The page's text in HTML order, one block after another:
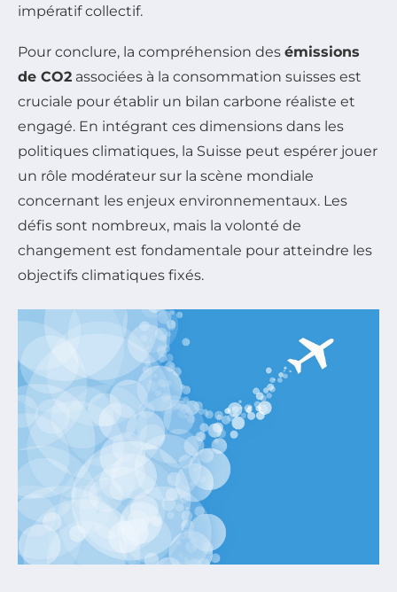
impératif collectif.
Pour conclure, la compréhension des émissions
de CO2 associées à la consommation suisses est
cruciale pour établir un bilan carbone réaliste et
engagé. En intégrant ces dimensions dans les
politiques climatiques, la Suisse peut espérer jouer
un rôle modérateur sur la scène mondiale
concernant les enjeux environnementaux. Les
défis sont nombreux, mais la volonté de
changement est fondamentale pour atteindre les
objectifs climatiques fixés.